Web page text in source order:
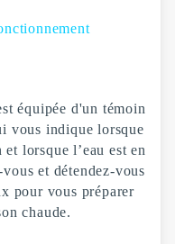
équipée d'un témoin
vous indique lorsque
lorsque l’eau est en
et détendez-vous
pour vous préparer
chaude.